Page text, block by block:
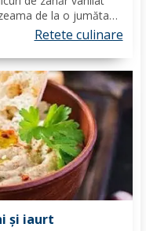
de la o jumătate
pentru frișcă 4
Retete culinare
și iaurt